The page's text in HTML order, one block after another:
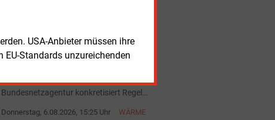
USA-Anbieter müssen ihre
EU-Standards unzureichenden
Donnerstag, 6.08.2026, 16:08 Uhr WINDKRAFT
Großauftrag für Nordex aus der Türkei
Bundesnetzagentur konkretisiert Regeln
Donnerstag, 6.08.2026, 15:25 Uhr WÄRME